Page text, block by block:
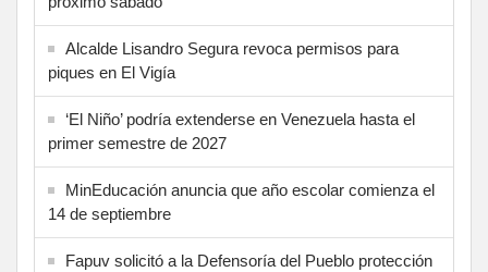
Alcalde Lisandro Segura revoca permisos para
piques en El Vigía
‘El Niño’ podría extenderse en Venezuela hasta el
primer semestre de 2027
MinEducación anuncia que año escolar comienza el
14 de septiembre
Fapuv solicitó a la Defensoría del Pueblo protección